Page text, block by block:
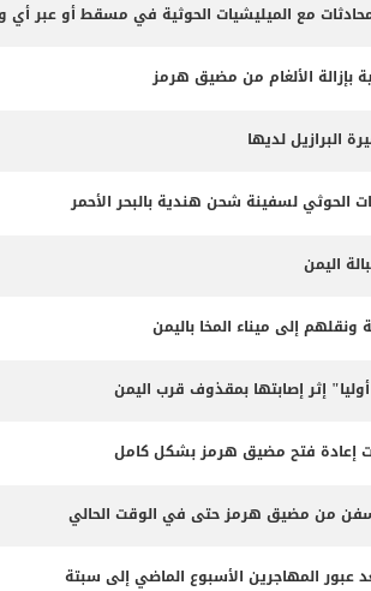
مع الميليشيات الحوثية في مسقط أو عبر
بإزالة الألغام من مضيق هرمز
لديها
الحوثي لسفينة شحن هندية بالبحر الأحمر
اليمن
ونقلهم إلى ميناء المخا باليمن
إثر إصابتها بمقذوف قرب اليمن
إعادة فتح مضيق هرمز بشكل كامل
من مضيق هرمز حتى في الوقت الحالي